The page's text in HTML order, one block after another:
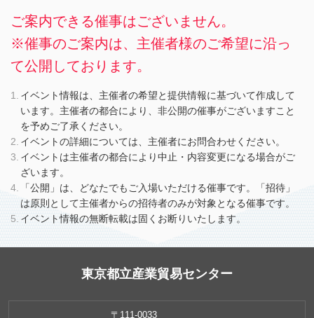
ご案内できる催事はございません。
※催事のご案内は、主催者様のご希望に沿っ
て公開しております。
イベント情報は、主催者の希望と提供情報に基づいて作成して
います。主催者の都合により、非公開の催事がございますこと
を予めご了承ください。
イベントの詳細については、主催者にお問合わせください。
イベントは主催者の都合により中止・内容変更になる場合がご
ざいます。
「公開」は、どなたでもご入場いただける催事です。「招待」
は原則として主催者からの招待者のみが対象となる催事です。
イベント情報の無断転載は固くお断りいたします。
東京都立産業貿易センター
〒111-0033